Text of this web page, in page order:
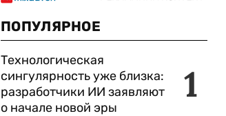
ПОПУЛЯРНОЕ
1
Технологическая
сингулярность уже близка:
разработчики ИИ заявляют
о начале новой эры